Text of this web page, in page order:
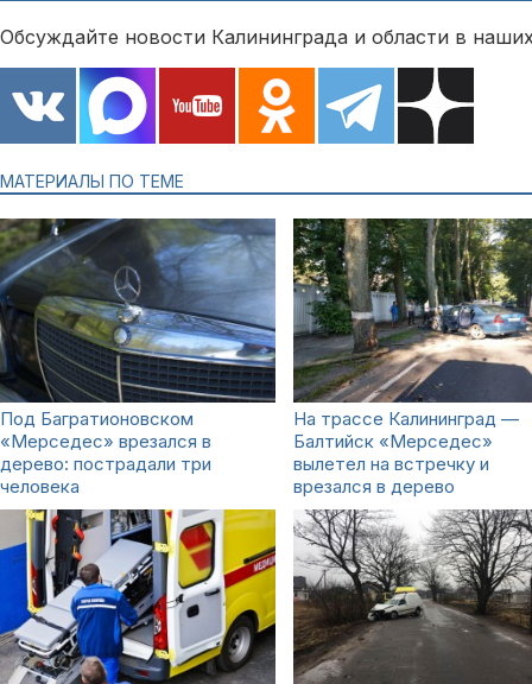
Обсуждайте новости Калининграда и области в
МАТЕРИАЛЫ ПО ТЕМЕ
Под Багратионовском
«Мерседес» врезался в
дерево: пострадали три
человека
На трассе Калининград —
Балтийск «Мерседес»
вылетел на встречку и
врезался в дерево